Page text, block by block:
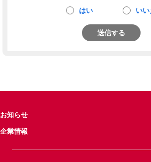
はい いい
送信する
お知らせ
企業情報